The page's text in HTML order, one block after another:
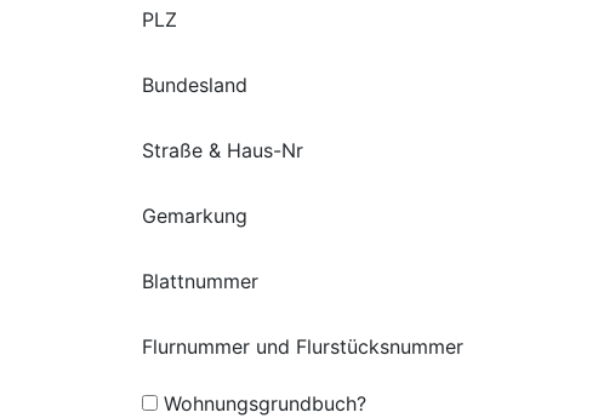
PLZ
Bundesland
Straße & Haus-Nr
Gemarkung
Blattnummer
Flurnummer und Flurstücksnummer
Wohnungsgrundbuch?